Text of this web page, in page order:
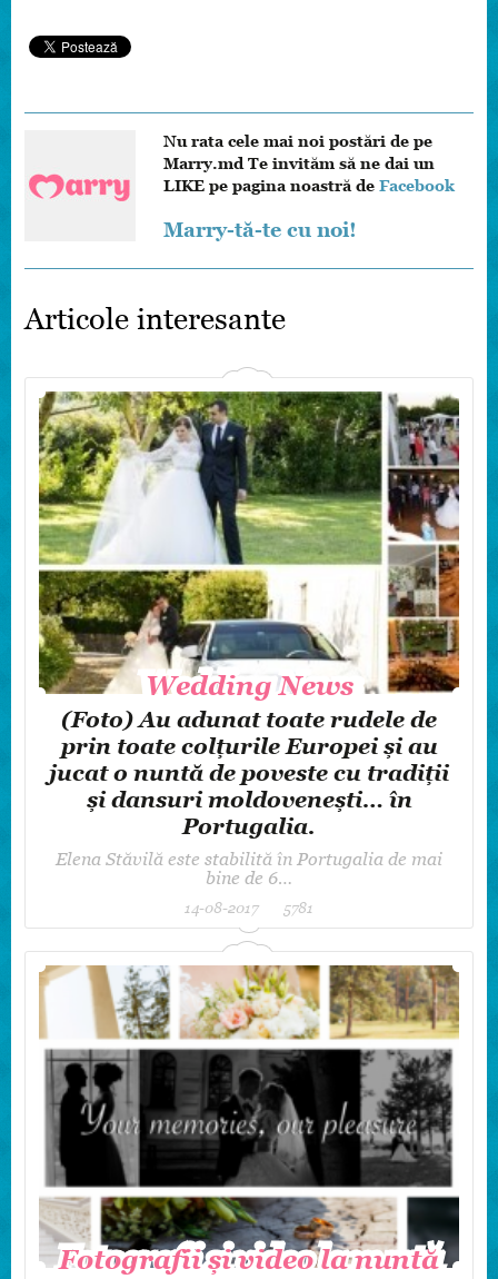
Nu rata cele mai noi postări de pe
Marry.md Te invităm să ne dai un
LIKE pe pagina noastră de Facebook
Marry-tă-te cu noi!
Articole interesante
Wedding News
Wedding News
(Foto) Au adunat toate rudele de
prin toate colțurile Europei și au
jucat o nuntă de poveste cu tradiții
și dansuri moldovenești… în
Portugalia.
Elena Stăvilă este stabilită în Portugalia de mai
bine de 6…
14-08-2017 5781
Fotografii și video la nuntă
Fotografii și video la nuntă